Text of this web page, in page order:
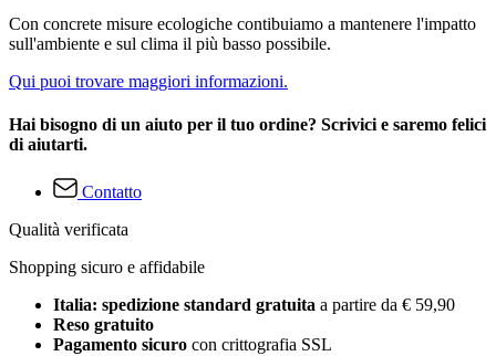
Con concrete misure ecologiche contibuiamo a mantenere l'impatto
sull'ambiente e sul clima il più basso possibile.
Qui puoi trovare maggiori informazioni.
Hai bisogno di un aiuto per il tuo ordine? Scrivici e saremo felici
di aiutarti.
Contatto
Qualità verificata
Shopping sicuro e affidabile
Italia: spedizione standard gratuita a partire da € 59,90
Reso gratuito
Pagamento sicuro con crittografia SSL